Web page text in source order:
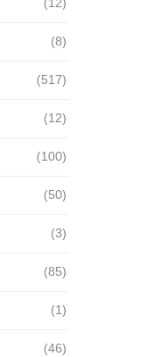
(8)
(517)
(12)
(100)
(50)
(3)
(85)
(1)
(46)